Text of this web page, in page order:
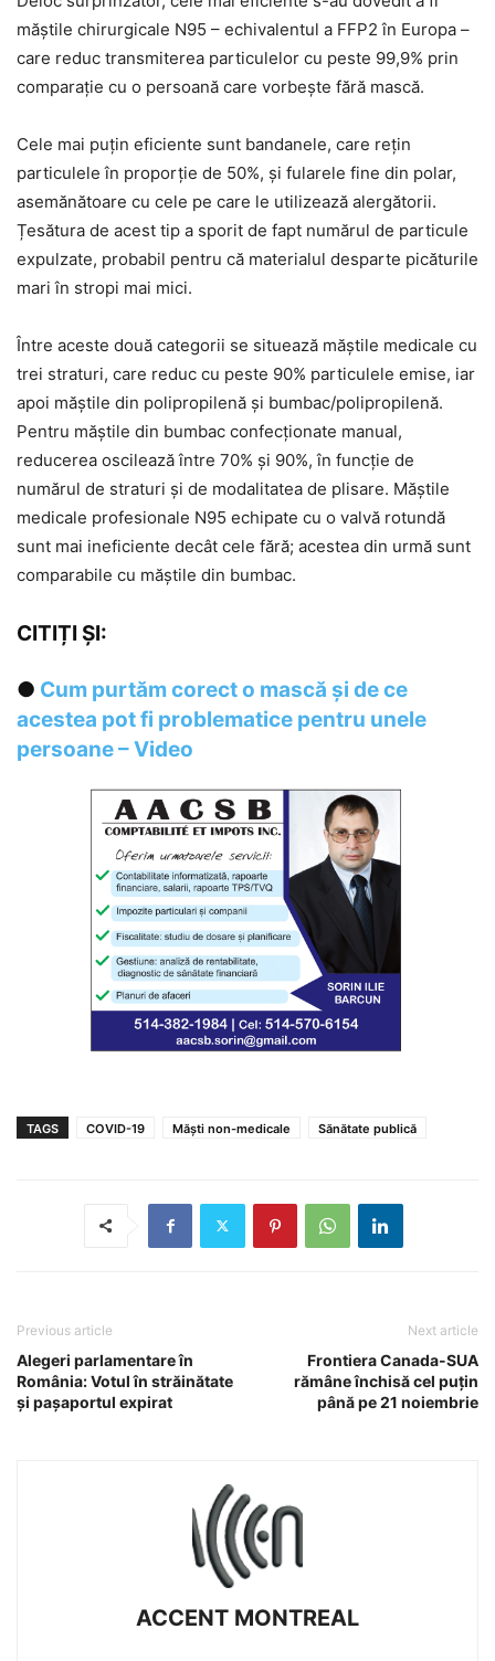
măştile chirurgicale N95 – echivalentul a FFP2 în Europa –
care reduc transmiterea particulelor cu peste 99,9% prin
comparaţie cu o persoană care vorbeşte fără mască.
Cele mai puțin eficiente sunt bandanele, care rețin
particulele în proporţie de 50%, şi fularele fine din polar,
asemănătoare cu cele pe care le utilizează alergătorii.
Țesătura de acest tip a sporit de fapt numărul de particule
expulzate, probabil pentru că materialul desparte picăturile
mari în stropi mai mici.
Între aceste două categorii se situează măştile medicale cu
trei straturi, care reduc cu peste 90% particulele emise, iar
apoi măştile din polipropilenă şi bumbac/polipropilenă.
Pentru măştile din bumbac confecţionate manual,
reducerea oscilează între 70% şi 90%, în funcţie de
numărul de straturi şi de modalitatea de plisare. Măştile
medicale profesionale N95 echipate cu o valvă rotundă
sunt mai ineficiente decât cele fără; acestea din urmă sunt
comparabile cu măştile din bumbac.
CITIȚI ȘI:
● Cum purtăm corect o mască și de ce
acestea pot fi problematice pentru unele
persoane – Video
TAGS COVID-19 Măști non-medicale Sănătate publică
Previous article
Alegeri parlamentare în
România: Votul în străinătate
și pașaportul expirat
Next article
Frontiera Canada-SUA
rămâne închisă cel puțin
până pe 21 noiembrie
ACCENT MONTREAL